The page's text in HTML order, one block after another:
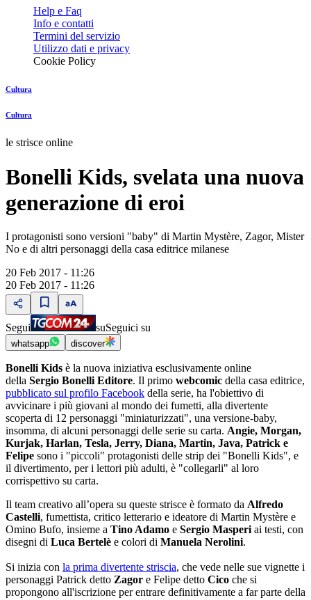
Help e Faq
Info e contatti
Termini del servizio
Utilizzo dati e privacy
Cookie Policy
Cultura
Cultura
le strisce online
Bonelli Kids, svelata una nuova
generazione di eroi
I protagonisti sono versioni "baby" di Martin Mystère, Zagor, Mister
No e di altri personaggi della casa editrice milanese
20 Feb 2017 - 11:26
20 Feb 2017 - 11:26
Segui suSeguici su
whatsapp discover
Bonelli Kids è la nuova iniziativa esclusivamente online
della Sergio Bonelli Editore. Il primo webcomic della casa editrice,
pubblicato sul profilo Facebook della serie, ha l'obiettivo di
avvicinare i più giovani al mondo dei fumetti, alla divertente
scoperta di 12 personaggi "miniaturizzati", una versione-baby,
insomma, di alcuni personaggi delle serie su carta. Angie, Morgan,
Kurjak, Harlan, Tesla, Jerry, Diana, Martin, Java, Patrick e
Felipe sono i "piccoli" protagonisti delle strip dei "Bonelli Kids", e
il divertimento, per i lettori più adulti, è "collegarli" al loro
corrispettivo su carta.
Il team creativo all’opera su queste strisce è formato da Alfredo
Castelli, fumettista, critico letterario e ideatore di Martin Mystère e
Omino Bufo, insieme a Tino Adamo e Sergio Masperi ai testi, con
disegni di Luca Bertelè e colori di Manuela Nerolini.
Si inizia con la prima divertente striscia, che vede nelle sue vignette i
personaggi Patrick detto Zagor e Felipe detto Cico che si
propongono all'iscrizione per entrare definitivamente a far parte della